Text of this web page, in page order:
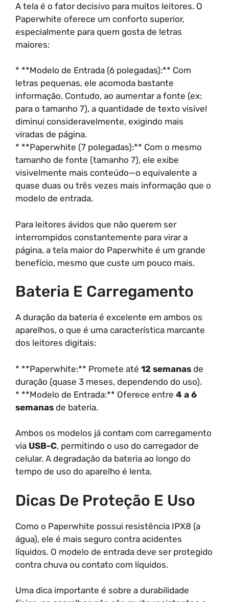
A tela é o fator decisivo para muitos leitores. O
Paperwhite oferece um conforto superior,
especialmente para quem gosta de letras
maiores:
* **Modelo de Entrada (6 polegadas):** Com
letras pequenas, ele acomoda bastante
informação. Contudo, ao aumentar a fonte (ex:
para o tamanho 7), a quantidade de texto visível
diminui consideravelmente, exigindo mais
viradas de página.
* **Paperwhite (7 polegadas):** Com o mesmo
tamanho de fonte (tamanho 7), ele exibe
visivelmente mais conteúdo—o equivalente a
quase duas ou três vezes mais informação que o
modelo de entrada.
Para leitores ávidos que não querem ser
interrompidos constantemente para virar a
página, a tela maior do Paperwhite é um grande
benefício, mesmo que custe um pouco mais.
Bateria E Carregamento
A duração da bateria é excelente em ambos os
aparelhos, o que é uma característica marcante
dos leitores digitais:
* **Paperwhite:** Promete até 12 semanas de
duração (quase 3 meses, dependendo do uso).
* **Modelo de Entrada:** Oferece entre 4 a 6
semanas de bateria.
Ambos os modelos já contam com carregamento
via USB-C, permitindo o uso do carregador de
celular. A degradação da bateria ao longo do
tempo de uso do aparelho é lenta.
Dicas De Proteção E Uso
Como o Paperwhite possui resistência IPX8 (a
água), ele é mais seguro contra acidentes
líquidos. O modelo de entrada deve ser protegido
contra chuva ou contato com líquidos.
Uma dica importante é sobre a durabilidade